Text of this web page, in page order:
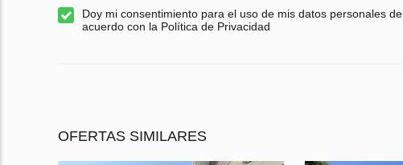
Doy mi consentimiento para el uso de mis datos personales de
acuerdo con la Política de Privacidad
OFERTAS SIMILARES